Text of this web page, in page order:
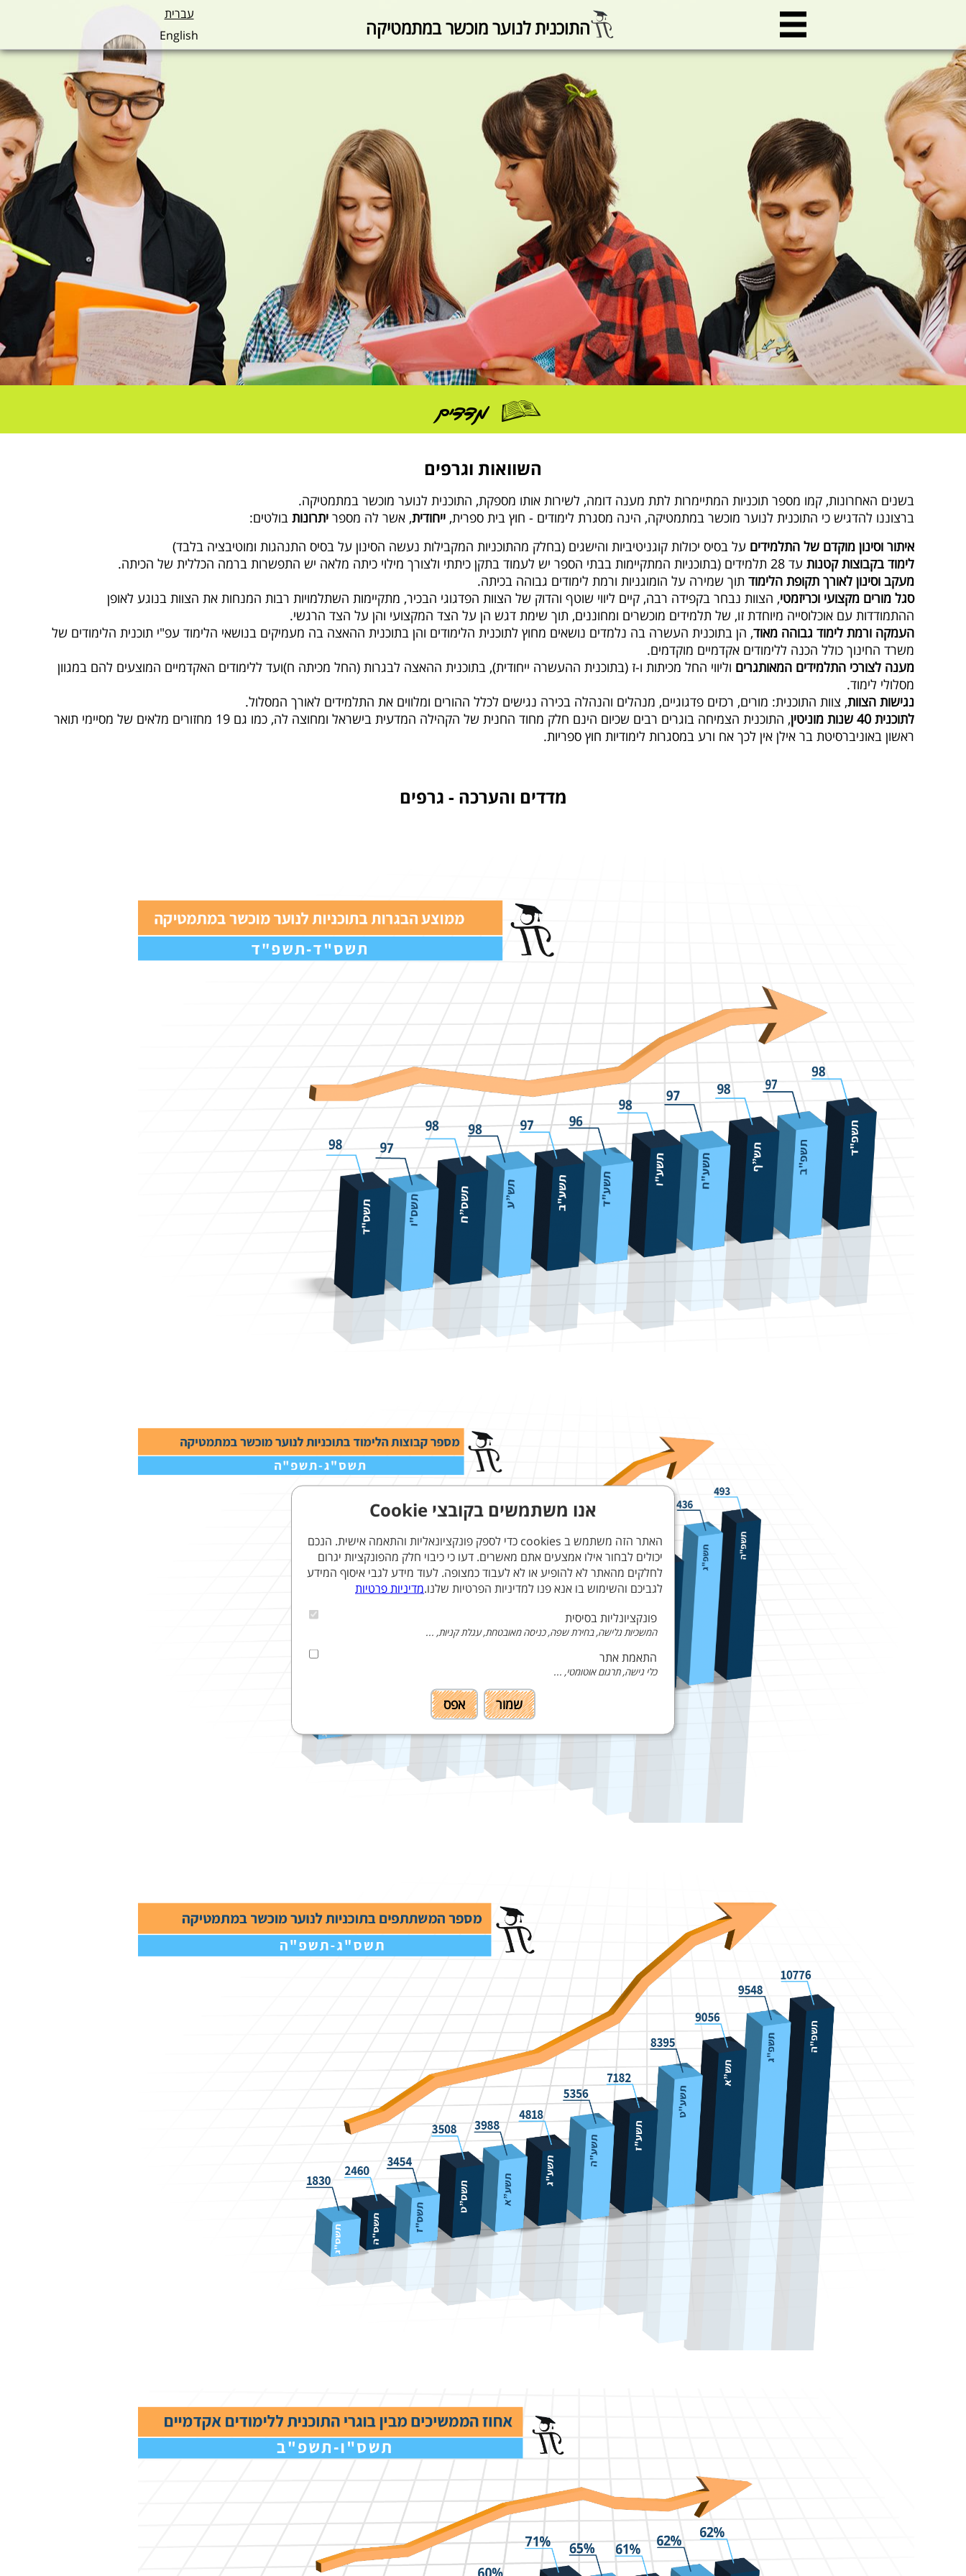
התוכנית לנוער מוכשר במתמטיקה
עברית
English
מדדים
השוואות וגרפים
בשנים האחרונות, קמו מספר תוכניות המתיימרות לתת מענה דומה, לשירות אותו מספקת, התוכנית לנוער מוכשר במתמטיקה.
ברצוננו להדגיש כי התוכנית לנוער מוכשר במתמטיקה, הינה מסגרת לימודים - חוץ בית ספרית, ייחודית, אשר לה מספר יתרונות בולטים:
איתור וסינון מוקדם של התלמידים על בסיס יכולות קוגניטיביות והישגים (בחלק מהתוכניות המקבילות נעשה הסינון על בסיס התנהגות ומוטיבציה בלבד)
לימוד בקבוצות קטנות עד 28 תלמידים (בתוכניות המתקיימות בבתי הספר יש לעמוד בתקן כיתתי ולצורך מילוי כיתה מלאה יש התפשרות ברמה הכללית של הכיתה.
מעקב וסינון לאורך תקופת הלימוד תוך שמירה על הומוגניות ורמת לימודים גבוהה בכיתה.
סגל מורים מקצועי וכריזמטי, הצוות נבחר בקפידה רבה, קיים ליווי שוטף והדוק של הצוות הפדגוגי הבכיר, מתקיימות השתלמויות רבות המנחות את הצוות בנוגע לאופן
ההתמודדות עם אוכלוסייה מיוחדת זו, של תלמידים מוכשרים ומחוננים, תוך שימת דגש הן על הצד המקצועי והן על הצד הרגשי.
העמקה ורמת לימוד גבוהה מאוד, הן בתוכנית העשרה בה נלמדים נושאים מחוץ לתוכנית הלימודים והן בתוכנית ההאצה בה מעמיקים בנושאי הלימוד עפ"י תוכנית הלימודים של
משרד החינוך כולל הכנה ללימודים אקדמיים מוקדמים.
מענה לצורכי התלמידים המאותגרים וליווי החל מכיתות ו-ז (בתוכנית ההעשרה ייחודית), בתוכנית ההאצה לבגרות (החל מכיתה ח)ועד ללימודים האקדמיים המוצעים להם במגוון
מסלולי לימוד.
נגישות הצוות, צוות התוכנית: מורים, רכזים פדגוגיים, מנהלים והנהלה בכירה נגישים לכלל ההורים ומלווים את התלמידים לאורך המסלול.
לתוכנית 40 שנות מוניטין
, התוכנית הצמיחה בוגרים רבים שכיום הינם חלק מחוד החנית של הקהילה המדעית בישראל ומחוצה לה, כמו גם 19 מחזורים מלאים של מסיימי תואר
ראשון באוניברסיטת בר אילן אין לכך אח ורע במסגרות לימודיות חוץ ספריות.
מדדים והערכה - גרפים
אנו משתמשים בקובצי Cookie
האתר הזה משתמש ב cookies כדי לספק פונקציונאליות והתאמה אישית. הנכם
יכולים לבחור אילו אמצעים אתם מאשרים. דעו כי כיבוי חלק מהפונקציות יגרום
לחלקים מהאתר לא להופיע או לא לעבוד כמצופה. לעוד מידע לגבי איסוף המידע
לגביכם והשימוש בו אנא פנו למדיניות הפרטיות שלנו.מדיניות פרטיות
פונקציונליות בסיסית
המשכיות גלישה, בחירת שפה, כניסה מאובטחת, עגלת קניות, ...
התאמת אתר
כלי גישה, תרגום אוטומטי, ...
שמור אפס